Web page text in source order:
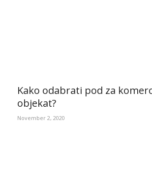
Kako odabrati pod za
objekat?
November 2, 2020